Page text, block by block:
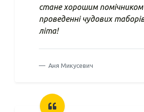
стане хорошим помічником
проведенні чудових
літа!
Аня Микусевич